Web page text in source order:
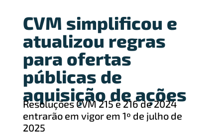
CVM simplificou e
atualizou regras
para ofertas
públicas de
aquisição de ações
Resoluções CVM 215 e 216 de 2024
entrarão em vigor em 1º de julho de
2025